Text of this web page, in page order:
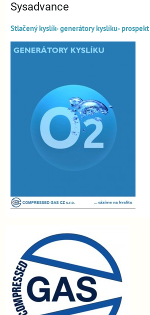
Sysadvance
Stlačený kyslík- generátory kyslíku- prospekt